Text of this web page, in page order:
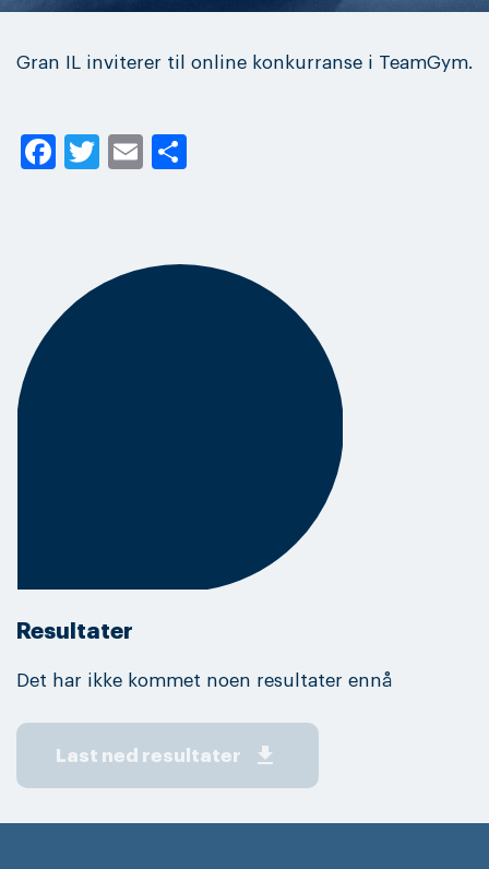
Gran IL inviterer til online konkurranse i TeamGym.
Facebook
Twitter
Email
Resultater
Det har ikke kommet noen resultater ennå
Last ned resultater get_app